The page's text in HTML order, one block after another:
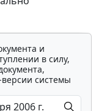
и
в силу,
системы